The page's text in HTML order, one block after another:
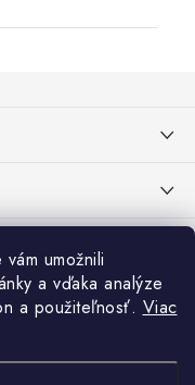
umožnili
a vďaka analýze
a použiteľnosť. Viac
údajov
ČO SÚ TO „COOKIES“?